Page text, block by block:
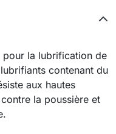
pour la lubrification de
contenant du
aux hautes
la poussière et